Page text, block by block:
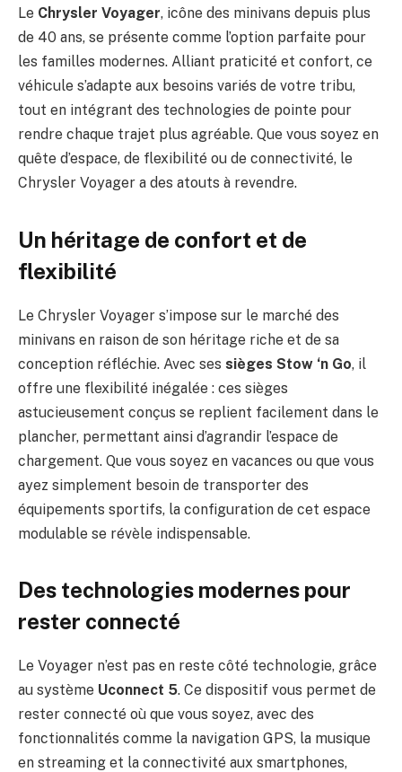
Le Chrysler Voyager, icône des minivans depuis plus
de 40 ans, se présente comme l’option parfaite pour
les familles modernes. Alliant praticité et confort, ce
véhicule s’adapte aux besoins variés de votre tribu,
tout en intégrant des technologies de pointe pour
rendre chaque trajet plus agréable. Que vous soyez en
quête d’espace, de flexibilité ou de connectivité, le
Chrysler Voyager a des atouts à revendre.
Un héritage de confort et de
flexibilité
Le Chrysler Voyager s’impose sur le marché des
minivans en raison de son héritage riche et de sa
conception réfléchie. Avec ses sièges Stow ‘n Go, il
offre une flexibilité inégalée : ces sièges
astucieusement conçus se replient facilement dans le
plancher, permettant ainsi d’agrandir l’espace de
chargement. Que vous soyez en vacances ou que vous
ayez simplement besoin de transporter des
équipements sportifs, la configuration de cet espace
modulable se révèle indispensable.
Des technologies modernes pour
rester connecté
Le Voyager n’est pas en reste côté technologie, grâce
au système Uconnect 5. Ce dispositif vous permet de
rester connecté où que vous soyez, avec des
fonctionnalités comme la navigation GPS, la musique
en streaming et la connectivité aux smartphones,